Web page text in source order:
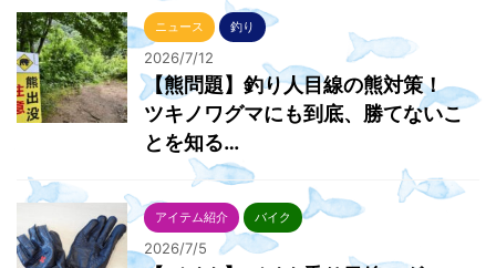
ニュース 釣り
2026/7/12
【熊問題】釣り人目線の熊対策！
ツキノワグマにも到底、勝てないこ
とを知る…
アイテム紹介 バイク
2026/7/5